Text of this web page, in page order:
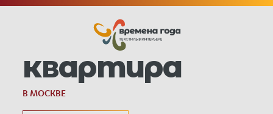
квартира
В МОСКВЕ